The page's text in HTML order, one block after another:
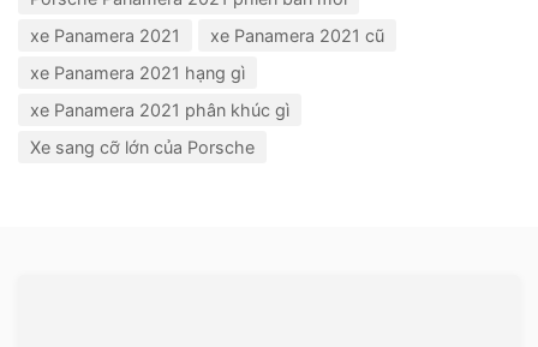
xe Panamera 2021
xe Panamera 2021 cũ
xe Panamera 2021 hạng gì
xe Panamera 2021 phân khúc gì
Xe sang cỡ lớn của Porsche